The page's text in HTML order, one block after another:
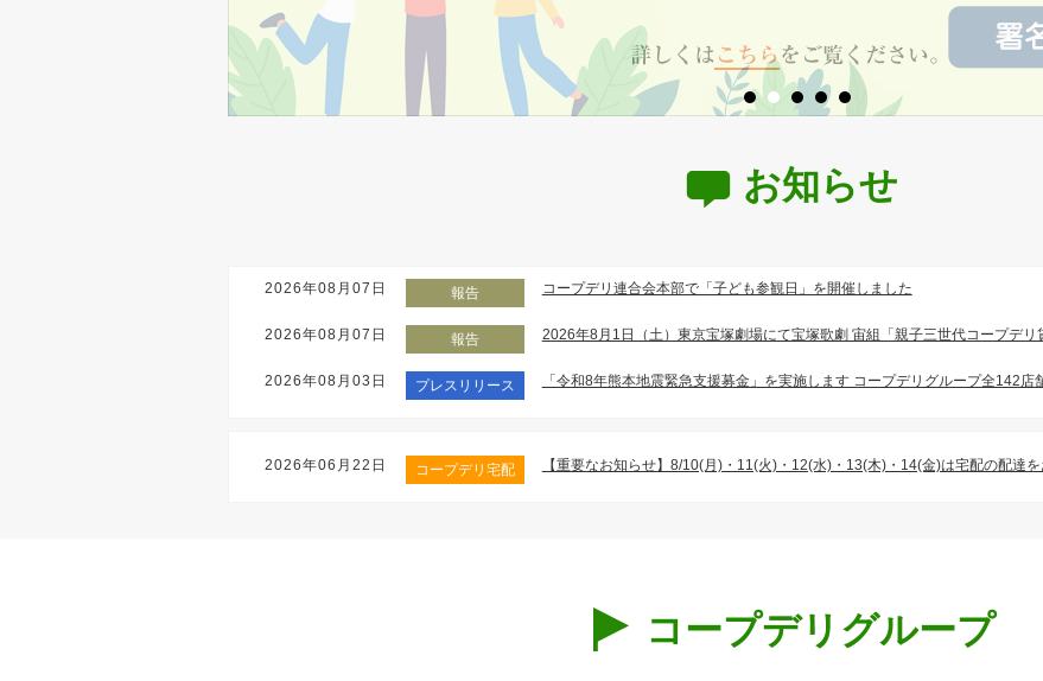
お知らせ
2026年08月07日 報告 コープデリ連合会本部で「子ども参観日」を開催しました
2026年08月07日 報告 2026年8月1日（土）東京宝塚劇場にて宝塚歌劇 宙組「親子三世代コープデリ
2026年08月03日 プレスリリース 「令和8年熊本地震緊急支援募金」を実施します コープデリグループ全142店
2026年06月22日 コープデリ宅配 【重要なお知らせ】8/10(月)・11(火)・12(水)・13(木)・14(金)は宅配の配達
コープデリグループ